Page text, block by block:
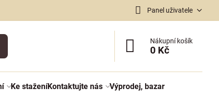
Panel uživatele
Nákupní košík
0 Kč
Ke staženíKontaktujte nás Výprodej, bazar